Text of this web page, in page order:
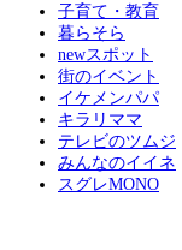
子育て・教育
暮らそら
newスポット
街のイベント
イケメンパパ
キラリママ
テレビのツムジ
みんなのイイネ
スグレMONO